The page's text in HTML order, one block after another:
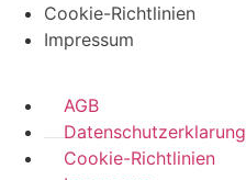
Cookie-Richtlinien
Impressum
AGB
Datenschutzerklarung
Cookie-Richtlinien